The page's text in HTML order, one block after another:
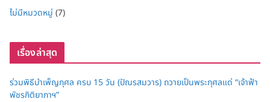
ไม่มีหมวดหมู่ (7)
เรื่องล่าสุด
ร่วมพิธีบำเพ็ญกุศล ครบ 15 วัน (ปัณรสมวาร) ถวายเป็นพระกุศลแด่ “เจ้าฟ้า
พัชรกิติยาภาฯ”